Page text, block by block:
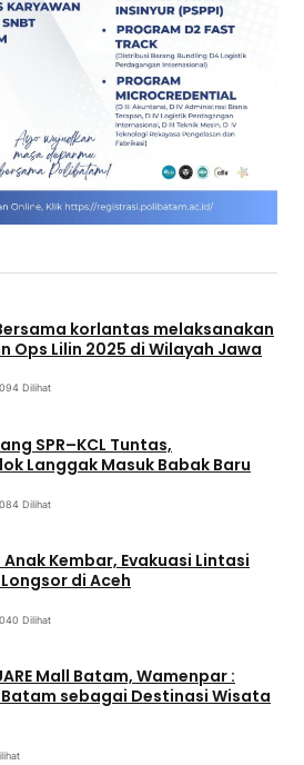
korlantas melaksanakan
Ops Lilin 2025 di Wilayah Jawa
Dilihat
SPR–KCL Tuntas,
Langgak Masuk Babak Baru
Dilihat
Anak Kembar, Evakuasi Lintasi
di Aceh
Dilihat
Mall Batam, Wamenpar :
sebagai Destinasi Wisata